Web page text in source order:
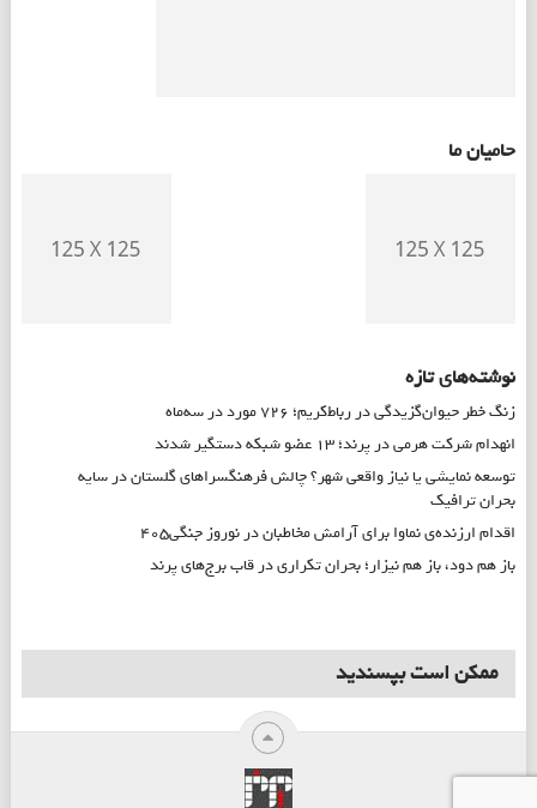
حامیان ما
نوشته‌های تازه
زنگ خطر حیوان‌گزیدگی در رباط‌کریم؛ ۷۲۶ مورد در سه‌ماه
انهدام شرکت هرمی در پرند؛ ۱۳ عضو شبکه دستگیر شدند
توسعه نمایشی یا نیاز واقعی شهر؟ چالش فرهنگسراهای گلستان در سایه
بحران ترافیک
اقدام ارزنده‌ی نماوا برای آرامش مخاطبان در نوروز جنگی۴۰۵
باز هم دود، باز هم نیزار؛ بحران تکراری در قاب برج‌های پرند
ممکن است بپسندید